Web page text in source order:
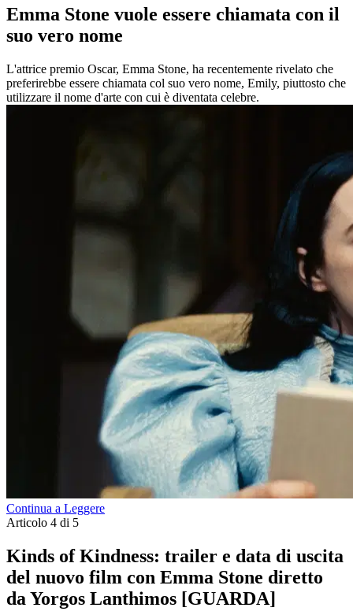
Emma Stone vuole essere chiamata con il
suo vero nome
L'attrice premio Oscar, Emma Stone, ha recentemente rivelato che
preferirebbe essere chiamata col suo vero nome, Emily, piuttosto che
utilizzare il nome d'arte con cui è diventata celebre.
Continua a Leggere
Articolo 4 di 5
Kinds of Kindness: trailer e data di uscita
del nuovo film con Emma Stone diretto
da Yorgos Lanthimos [GUARDA]